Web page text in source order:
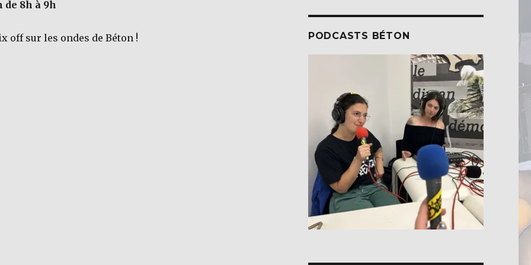
de 8h à 9h
off sur les ondes de Béton ! PODCASTS BÉTON